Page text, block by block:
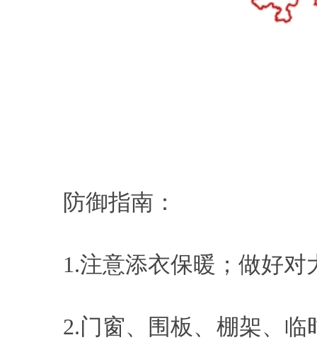
防御指南：
1.注意添衣保暖；做好
2.门窗、围板、棚架、